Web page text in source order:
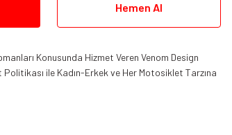
Hemen Al
Konusunda Hizmet Veren Venom Design
ile Kadın-Erkek ve Her Motosiklet Tarzına